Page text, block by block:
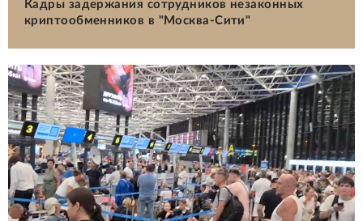
Кадры задержания сотрудников незаконных
криптообменников в "Москва-Сити"